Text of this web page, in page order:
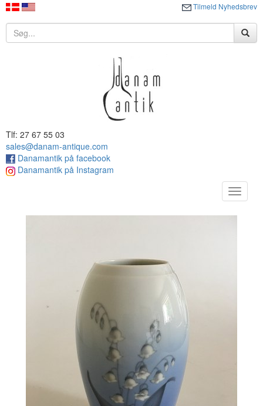
Tilmeld Nyhedsbrev
Tlf: 27 67 55 03
sales@danam-antique.com
Danamantik på facebook
Danamantik på Instagram
Toggle